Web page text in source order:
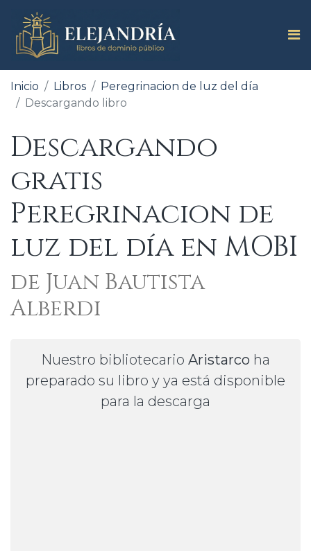
Inicio Libros
Peregrinacion de luz del día
Descargando libro
Descargando
gratis
Peregrinacion de
luz del día en MOBI
de Juan Bautista
Alberdi
Nuestro bibliotecario Aristarco ha
preparado su libro y ya está disponible
para la descarga